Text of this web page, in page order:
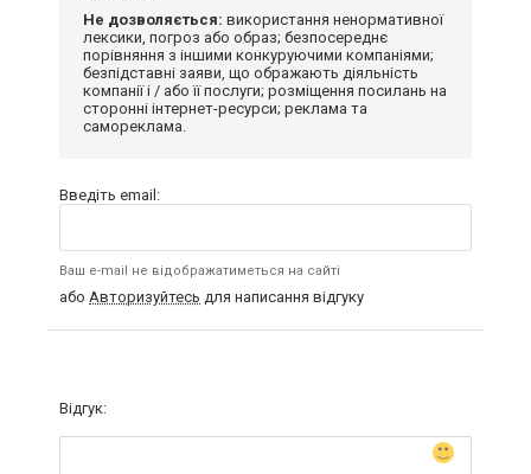
Не дозволяється: використання ненормативної
лексики, погроз або образ; безпосереднє
порівняння з іншими конкуруючими компаніями;
безпідставні заяви, що ображають діяльність
компанії і / або її послуги; розміщення посилань на
сторонні інтернет-ресурси; реклама та
самореклама.
Введіть email:
Ваш e-mail не відображатиметься на сайті
або Авторизуйтесь для написання відгуку
Відгук: